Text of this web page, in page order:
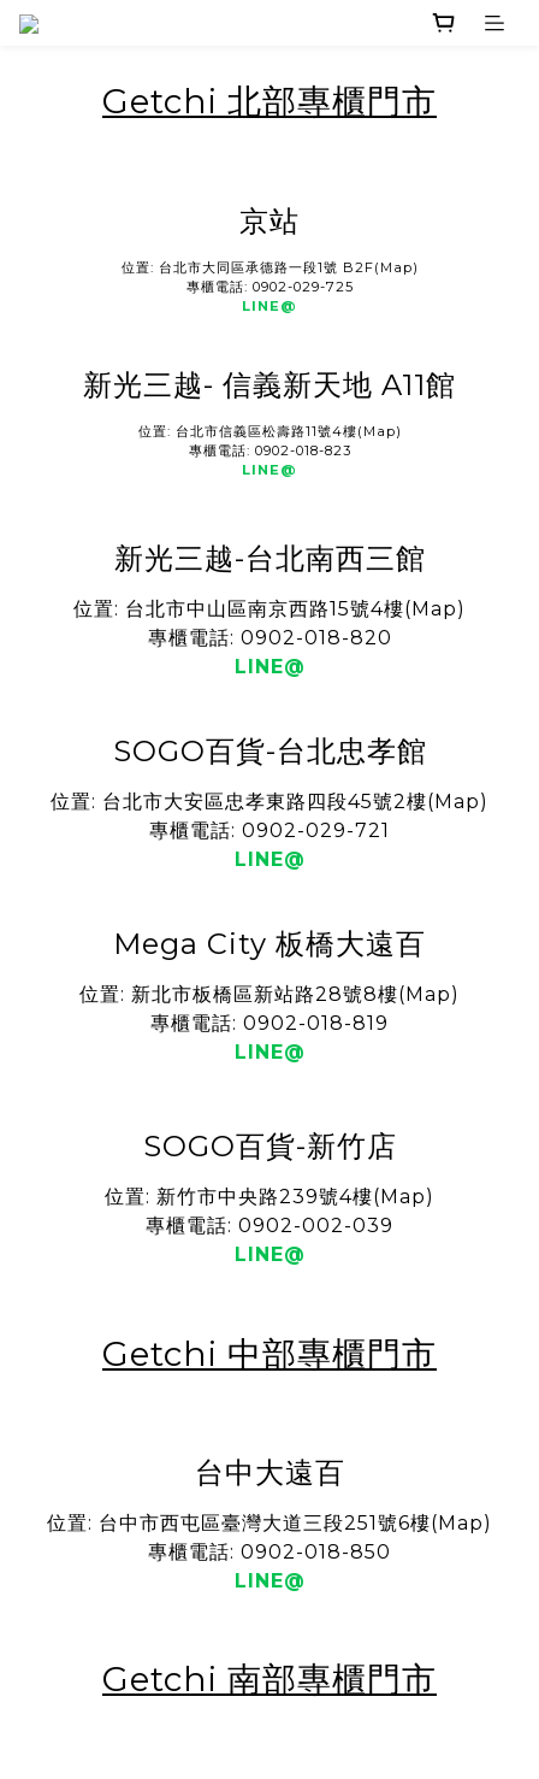
Getchi 北部專櫃門市
京站
位置: 台北市大同區承德路一段1號 B2F( Map)
專櫃電話: 0902-029-725
LINE@
新光三越- 信義新天地 A11館
位置: 台北市信義區松壽路11號4樓( Map)
專櫃電話: 0902-018-823
LINE@
新光三越-台北南西三館
位置: 台北市中山區南京西路15號4樓(Map)
專櫃電話: 0902-018-820
LINE@
SOGO百貨-台北忠孝館
位置: 台北市大安區忠孝東路四段45號2樓(Map)
專櫃電話: 0902-029-721
LINE@
Mega City 板橋大遠百
位置: 新北市板橋區新站路28號8樓(Map)
專櫃電話: 0902-018-819
LINE@
SOGO百貨-新竹店
位置: 新竹市中央路239號4樓( Map)
專櫃電話: 0902-002-039
LINE@
Getchi 中部專櫃門市
台中大遠百
位置: 台中市西屯區臺灣大道三段251號6樓(Map)
專櫃電話: 0902-018-850
LINE@
Getchi 南部專櫃門市